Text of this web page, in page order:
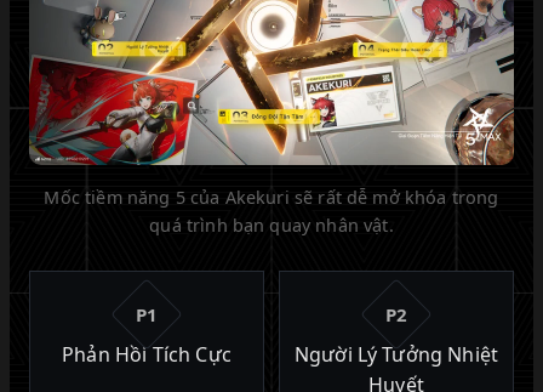
Mốc tiềm năng 5 của Akekuri sẽ rất dễ mở khóa trong
quá trình bạn quay nhân vật.
P1
Phản Hồi Tích Cực
P2
Người Lý Tưởng Nhiệt
Huyết